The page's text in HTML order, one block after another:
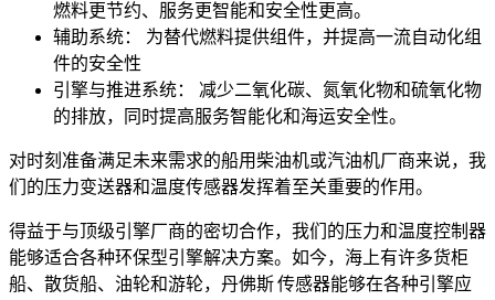
燃料更节约、服务更智能和安全性更高。
辅助系统： 为替代燃料提供组件，并提高一流自动化组
件的安全性
引擎与推进系统： 减少二氧化碳、氮氧化物和硫氧化物
的排放，同时提高服务智能化和海运安全性。
对时刻准备满足未来需求的船用柴油机或汽油机厂商来说，我
们的压力变送器和温度传感器发挥着至关重要的作用。
得益于与顶级引擎厂商的密切合作，我们的压力和温度控制器
能够适合各种环保型引擎解决方案。如今，海上有许多货柜
船、散货船、油轮和游轮，丹佛斯 传感器能够在各种引擎应